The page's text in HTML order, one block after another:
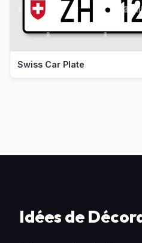
Swiss Car Plate
Idées de